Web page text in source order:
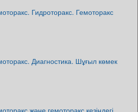
Гидроторакс. Гемоторакс
Диагностика. Шұғыл көмек